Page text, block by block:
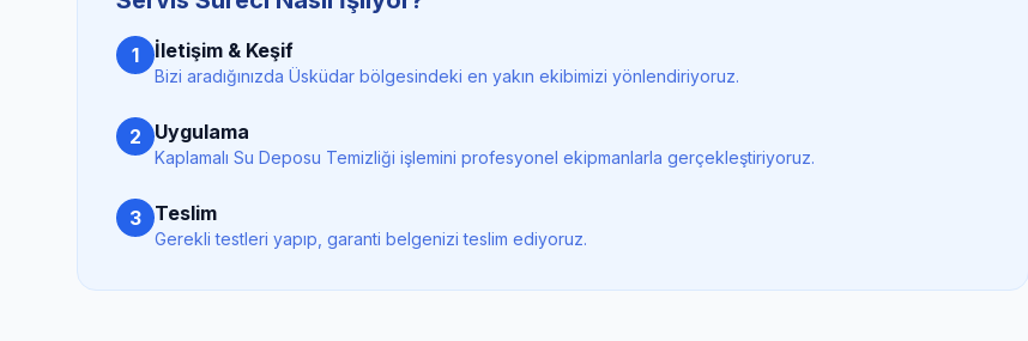
1 İletişim & Keşif
Bizi aradığınızda Üsküdar bölgesindeki en yakın ekibimizi yönlendiriyoruz.
2 Uygulama
Kaplamalı Su Deposu Temizliği işlemini profesyonel ekipmanlarla gerçekleştiriyoruz.
3 Teslim
Gerekli testleri yapıp, garanti belgenizi teslim ediyoruz.